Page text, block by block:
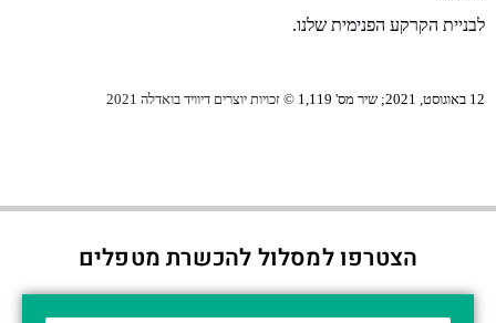
לבניית הקרקע הפנימית שלנו.
12 באוגוסט, 2021; שיר מס' 1,119
© זכויות יוצרים דיוויד בואדלה 2021
הצטרפו למסלול להכשרת מטפלים